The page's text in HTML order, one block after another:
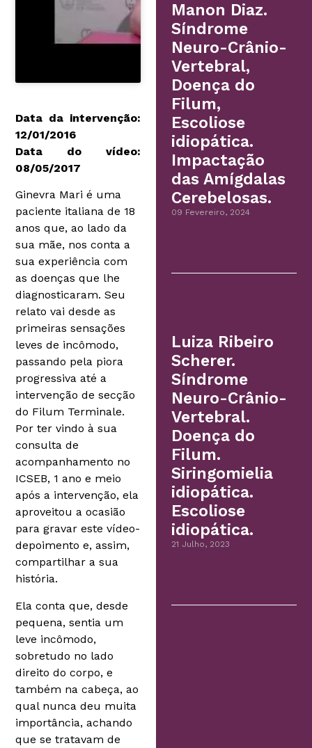
Data da intervenção:
12/01/2016
Data do vídeo:
08/05/2017
Ginevra Mari é uma
paciente italiana de 18
anos que, ao lado da
sua mãe, nos conta a
sua experiência com
as doenças que lhe
diagnosticaram. Seu
relato vai desde as
primeiras sensações
leves de incômodo,
passando pela piora
progressiva até a
intervenção de secção
do Filum Terminale.
Por ter vindo à sua
consulta de
acompanhamento no
ICSEB, 1 ano e meio
após a intervenção, ela
aproveitou a ocasião
para gravar este vídeo-
depoimento e, assim,
compartilhar a sua
história.
Ela conta que, desde
pequena, sentia um
leve incômodo,
sobretudo no lado
direito do corpo, e
também na cabeça, ao
qual nunca deu muita
importância, achando
que se tratavam de
Manon Diaz.
Síndrome
Neuro-Crânio-
Vertebral,
Doença do
Filum,
Escoliose
idiopática.
Impactação
das Amígdalas
Cerebelosas.
09 Fevereiro, 2024
Luiza Ribeiro
Scherer.
Síndrome
Neuro-Crânio-
Vertebral.
Doença do
Filum.
Siringomielia
idiopática.
Escoliose
idiopática.
21 Julho, 2023